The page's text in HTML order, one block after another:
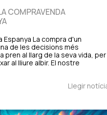
COMPRAVENDA
La compra d'un
de les decisions més
pren al llarg de la seva vida, per
al lliure albir. El nostre
Llegir